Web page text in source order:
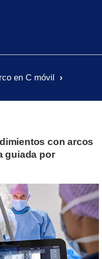
en C móvil
con arcos
guiada por